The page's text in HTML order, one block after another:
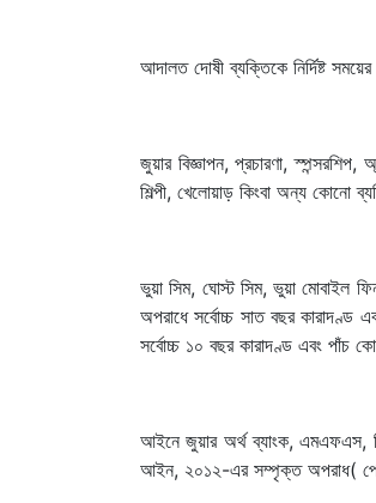
আদালত দোষী ব্যক্তিকে নির্দিষ্ট
জুয়ার বিজ্ঞাপন, প্রচারণা, স্পন্সরশিপ,
শিল্পী, খেলোয়াড় কিংবা অন্য কোনো
ভুয়া সিম, ঘোস্ট সিম, ভুয়া মোবাইল
অপরাধে সর্বোচ্চ সাত বছর কারাদণ্ড
সর্বোচ্চ ১০ বছর কারাদণ্ড এবং পাঁচ
আইনে জুয়ার অর্থ ব্যাংক, এমএফএস,
আইন, ২০১২-এর সম্পৃক্ত অপরাধ(